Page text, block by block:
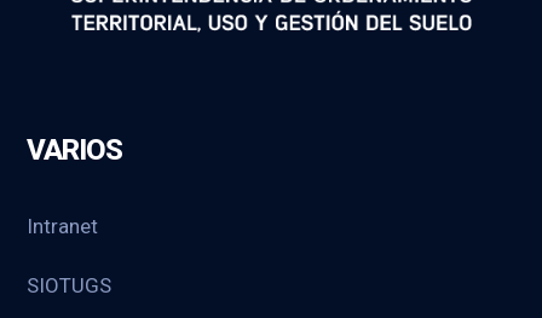
VARIOS
Intranet
SIOTUGS